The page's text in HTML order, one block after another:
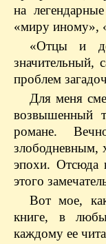
на
«миру иному»,
«Отцы и
значительный,
проблем
Для меня
возвышенный
романе.
злободневным,
эпохи. Отсюда
этого
Вот мое,
книге, в
каждому ее